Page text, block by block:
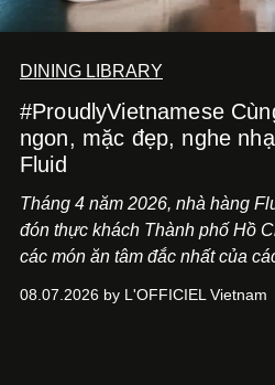
DINING LIBRARY
#ProudlyVietnamese
ngon, mặc đẹp, nghe
Fluid
Tháng 4 năm 2026, nhà hàng
đón thực khách Thành phố Hồ
các món ăn tâm đắc nhất của
món ăn đa dạng từ Á đến Âu
08.07.2026 by L'OFFICIEL Vietnam